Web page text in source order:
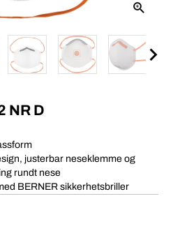
NR D
justerbar neseklemme og
rundt nese
BERNER sikkerhetsbriller